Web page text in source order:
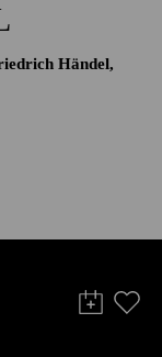
Händel,